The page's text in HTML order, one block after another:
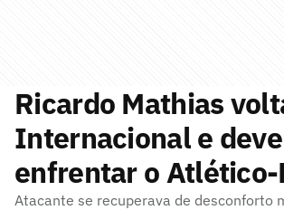
Ricardo Mathias
Internacional e deve
enfrentar o Atlético-
Atacante se recuperava de desconforto